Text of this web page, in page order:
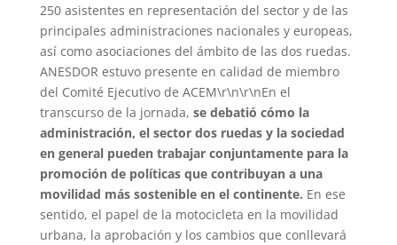
250 asistentes en representación del sector y de las
principales administraciones nacionales y europeas,
así como asociaciones del ámbito de las dos ruedas.
ANESDOR estuvo presente en calidad de miembro
del Comité Ejecutivo de ACEM\r\n\r\nEn el
transcurso de la jornada, se debatió cómo la
administración, el sector dos ruedas y la sociedad
en general pueden trabajar conjuntamente para la
promoción de políticas que contribuyan a una
movilidad más sostenible en el continente. En ese
sentido, el papel de la motocicleta en la movilidad
urbana, la aprobación y los cambios que conllevará